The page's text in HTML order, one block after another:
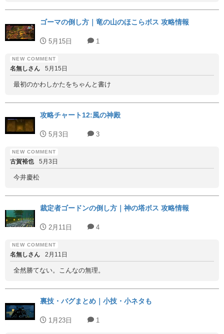
ゴーマの倒し方｜竜の山のほこらボス 攻略情報
5月15日 1
名無しさん 5月15日
最初のかわしかたをちゃんと書け
攻略チャート12:風の神殿
5月3日 3
古賀裕也 5月3日
今井慶松
裁定者ゴードンの倒し方｜神の塔ボス 攻略情報
2月11日 4
名無しさん 2月11日
全然勝てない。こんなの無理。
裏技・バグまとめ｜小技・小ネタも
1月23日 1